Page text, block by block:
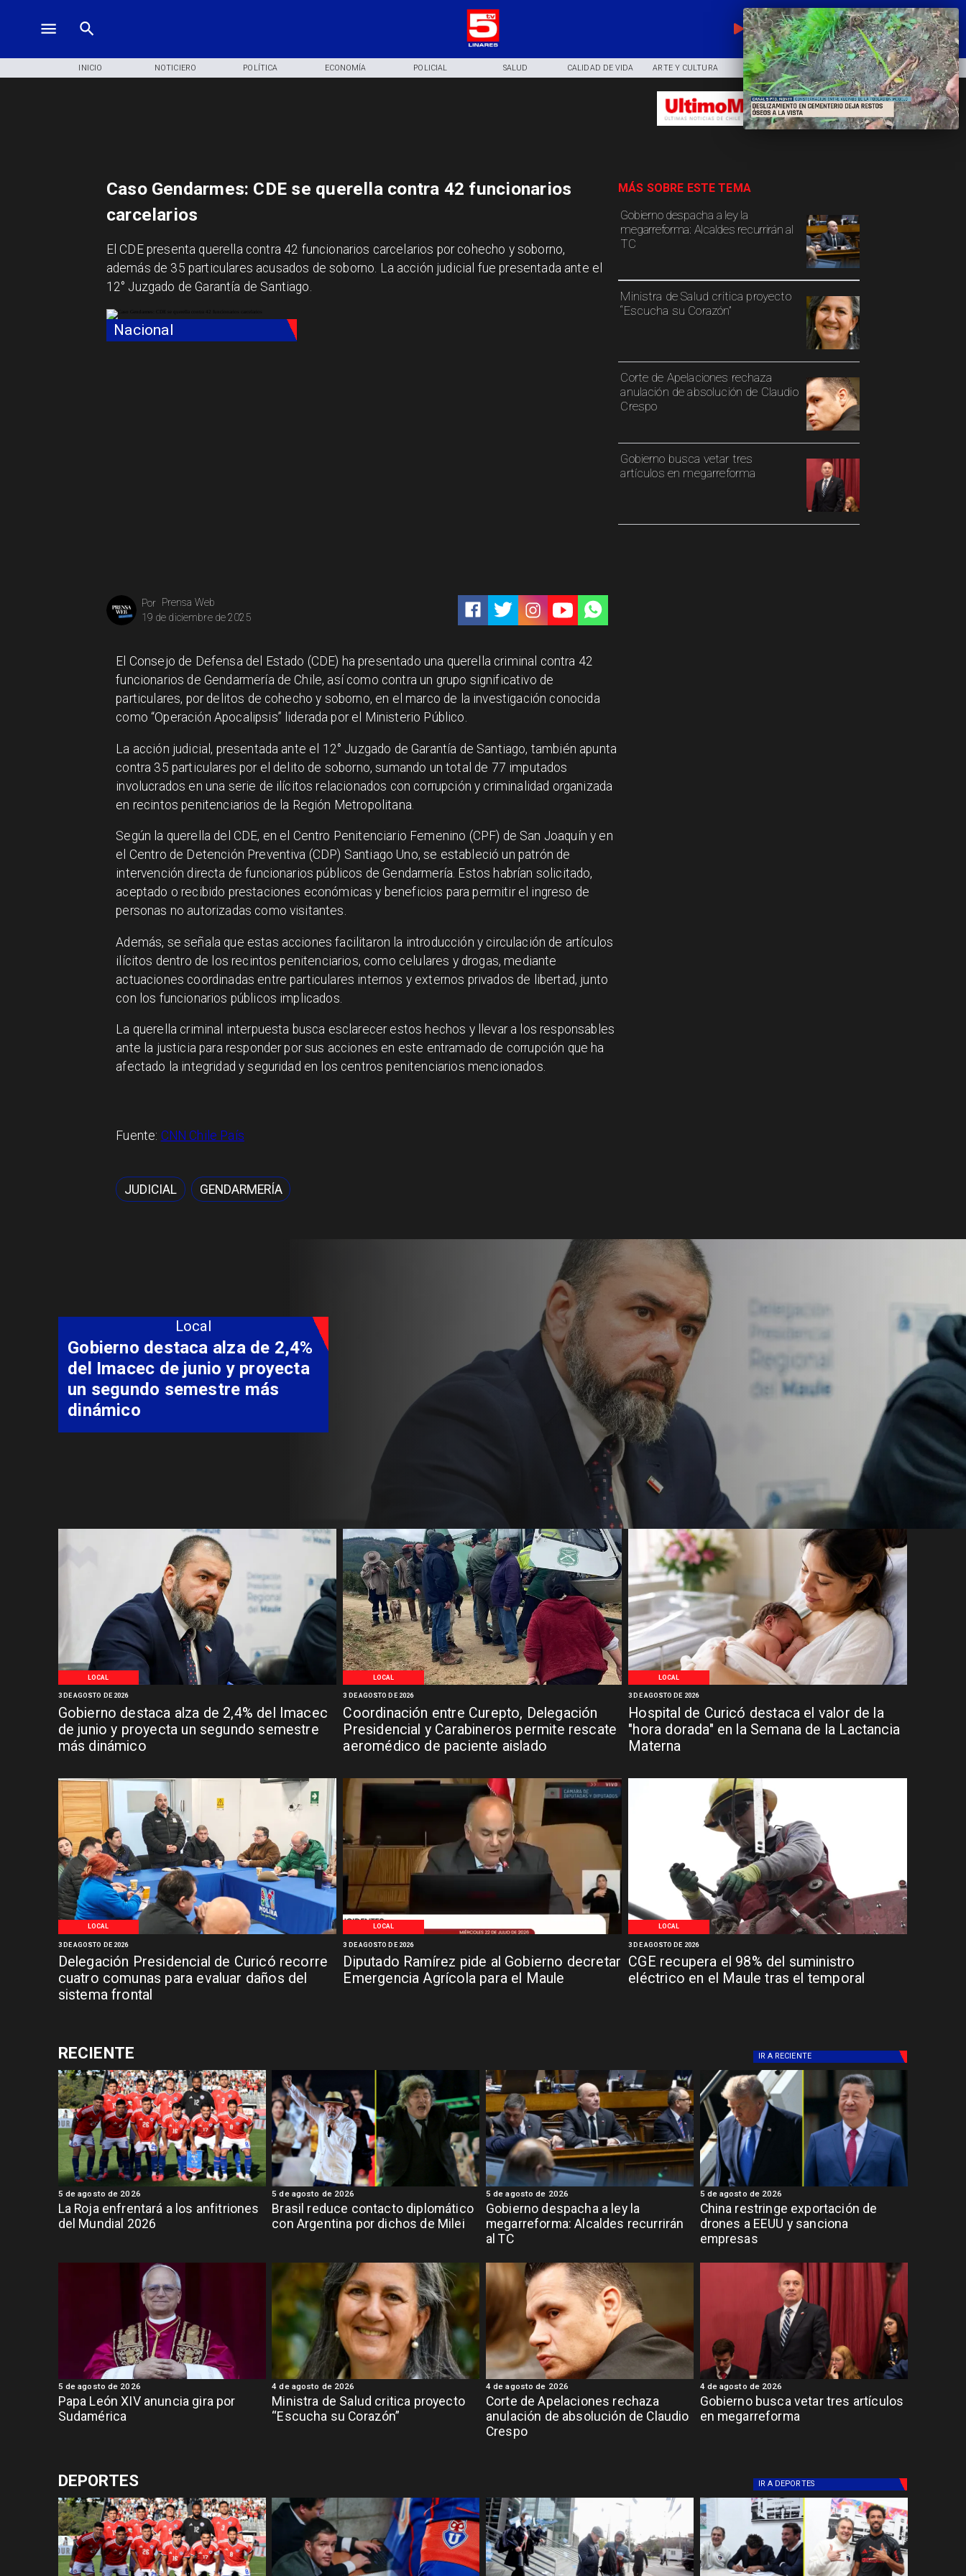
EN VIVO
INICIO NOTICIERO POLÍTICA ECONOMÍA POLICIAL SALUD CALIDAD DE VIDA ARTE Y CULTURA COMUNIDAD DEPORTES
Nacional
Prensa Web
Por
19 de diciembre de 2025
Gobierno despacha a ley la
megarreforma: Alcaldes recurrirán al
TC
Ministra de Salud critica proyecto
“Escucha su Corazón”
Corte de Apelaciones rechaza
anulación de absolución de Claudio
Crespo
Gobierno busca vetar tres
artículos en megarreforma
MÁS SOBRE ESTE TEMA
Caso Gendarmes: CDE se querella contra 42 funcionarios
carcelarios
El CDE presenta querella contra 42 funcionarios carcelarios por cohecho y soborno,
además de 35 particulares acusados de soborno. La acción judicial fue presentada ante el
12° Juzgado de Garantía de Santiago.
El Consejo de Defensa del Estado (CDE) ha presentado una querella criminal contra 42
funcionarios de Gendarmería de Chile, así como contra un grupo significativo de
particulares, por delitos de cohecho y soborno, en el marco de la investigación conocida
como “Operación Apocalipsis” liderada por el Ministerio Público.
La acción judicial, presentada ante el 12° Juzgado de Garantía de Santiago, también apunta
contra 35 particulares por el delito de soborno, sumando un total de 77 imputados
involucrados en una serie de ilícitos relacionados con corrupción y criminalidad organizada
en recintos penitenciarios de la Región Metropolitana.
Según la querella del CDE, en el Centro Penitenciario Femenino (CPF) de San Joaquín y en
el Centro de Detención Preventiva (CDP) Santiago Uno, se estableció un patrón de
intervención directa de funcionarios públicos de Gendarmería. Estos habrían solicitado,
aceptado o recibido prestaciones económicas y beneficios para permitir el ingreso de
personas no autorizadas como visitantes.
Además, se señala que estas acciones facilitaron la introducción y circulación de artículos
ilícitos dentro de los recintos penitenciarios, como celulares y drogas, mediante
actuaciones coordinadas entre particulares internos y externos privados de libertad, junto
con los funcionarios públicos implicados.
La querella criminal interpuesta busca esclarecer estos hechos y llevar a los responsables
ante la justicia para responder por sus acciones en este entramado de corrupción que ha
afectado la integridad y seguridad en los centros penitenciarios mencionados.
Fuente: CNN Chile País
JUDICIAL GENDARMERÍA
LOCAL
Gobierno destaca alza de 2,4% del Imacec
de junio y proyecta un segundo semestre
más dinámico
3 DE AGOSTO DE 2026
LOCAL
Coordinación entre Curepto, Delegación
Presidencial y Carabineros permite rescate
aeromédico de paciente aislado
3 DE AGOSTO DE 2026
LOCAL
Hospital de Curicó destaca el valor de la
"hora dorada" en la Semana de la Lactancia
Materna
3 DE AGOSTO DE 2026
LOCAL
Delegación Presidencial de Curicó recorre
cuatro comunas para evaluar daños del
sistema frontal
3 DE AGOSTO DE 2026
LOCAL
Diputado Ramírez pide al Gobierno decretar
Emergencia Agrícola para el Maule
3 DE AGOSTO DE 2026
LOCAL
CGE recupera el 98% del suministro
eléctrico en el Maule tras el temporal
3 DE AGOSTO DE 2026
Local
Gobierno destaca alza de 2,4%
del Imacec de junio y proyecta
un segundo semestre más
dinámico
RECIENTE IR A RECIENTE
La Roja enfrentará a los anfitriones
del Mundial 2026
5 de agosto de 2026
Brasil reduce contacto diplomático
con Argentina por dichos de Milei
5 de agosto de 2026
Gobierno despacha a ley la
megarreforma: Alcaldes recurrirán
al TC
5 de agosto de 2026
China restringe exportación de
drones a EEUU y sanciona
empresas
5 de agosto de 2026
Papa León XIV anuncia gira por
Sudamérica
5 de agosto de 2026
Ministra de Salud critica proyecto
“Escucha su Corazón”
4 de agosto de 2026
Corte de Apelaciones rechaza
anulación de absolución de Claudio
Crespo
4 de agosto de 2026
Gobierno busca vetar tres artículos
en megarreforma
4 de agosto de 2026
DEPORTES IR A DEPORTES